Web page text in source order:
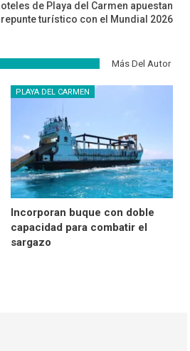
de Playa del Carmen apuestan
turístico con el Mundial 2026
Más Del Autor
PLAYA DEL CARMEN
Incorporan buque con doble
capacidad para combatir el
sargazo